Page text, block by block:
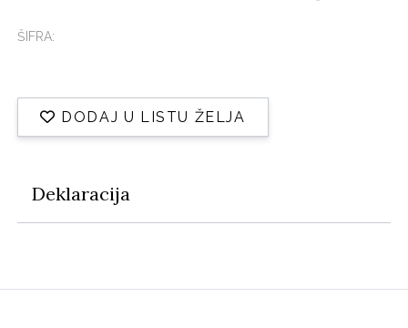
ŠIFRA:
DODAJ U LISTU ŽELJA
Deklaracija